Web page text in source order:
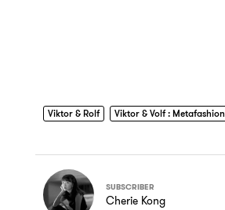
Viktor & Rolf Viktor & Volf : Metafashion
SUBSCRIBER
Cherie Kong